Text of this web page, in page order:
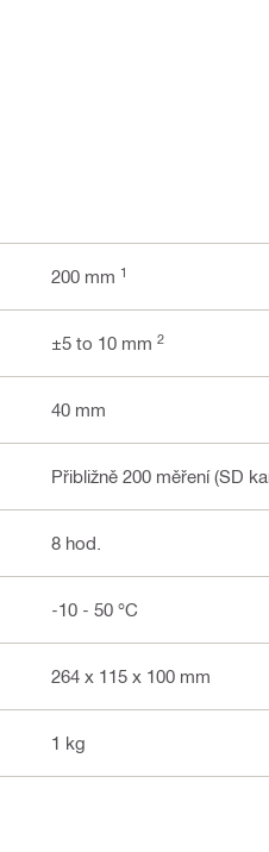
200 mm 1
±5 to 10 mm 2
40 mm
Přibližně 200 měření (SD
8 hod.
-10 - 50 °C
264 x 115 x 100 mm
1 kg